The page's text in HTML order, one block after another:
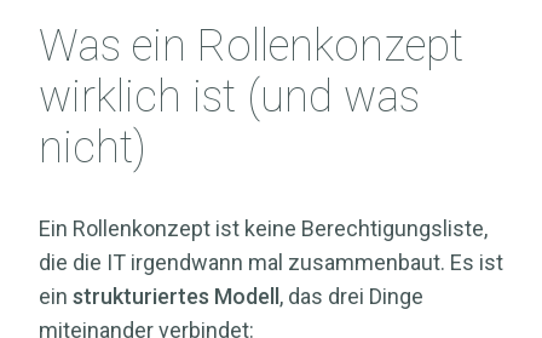
Was ein Rollenkonzept
wirklich ist (und was
nicht)
Ein Rollenkonzept ist keine Berechtigungsliste,
die die IT irgendwann mal zusammenbaut. Es ist
ein strukturiertes Modell, das drei Dinge
miteinander verbindet: